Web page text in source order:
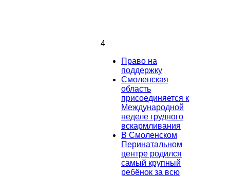
4
Право на
поддержку
Смоленская
область
присоединяется к
Международной
неделе грудного
вскармливания
В Смоленском
Перинатальном
центре родился
самый крупный
ребёнок за всю